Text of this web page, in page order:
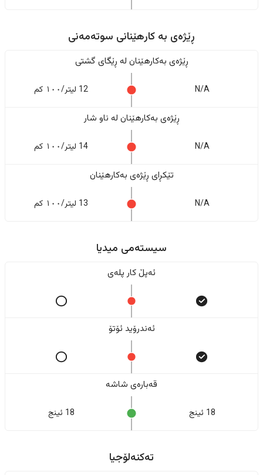
ڕێژەى به کارهێنانی سوتەمەنی
ڕێژەى بەکارهێنان له ڕێگای گشتی
N/A 12 لیتر/١٠٠ کم
ڕێژەى بەکارهێنان له ناو شار
N/A 14 لیتر/١٠٠ کم
تێکڕای ڕێژەى بەکارهێنان
N/A 13 لیتر/١٠٠ کم
سیستەمی میدیا
ئەپڵ کار پلەی
ئەندرۆید ئۆتۆ
قەبارەی شاشە
18 ئینج 18 ئینج
تەکنەلۆجیا